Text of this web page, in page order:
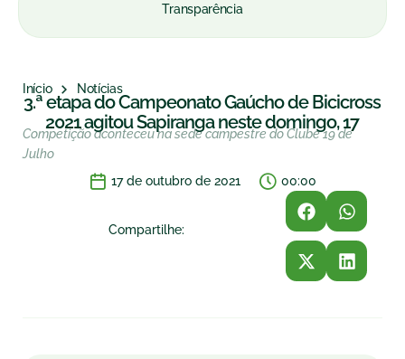
Transparência
Início Notícias
3.ª etapa do Campeonato Gaúcho de Bicicross
2021 agitou Sapiranga neste domingo, 17
Competição aconteceu na sede campestre do Clube 19 de
Julho
17 de outubro de 2021
00:00
Compartilhe: